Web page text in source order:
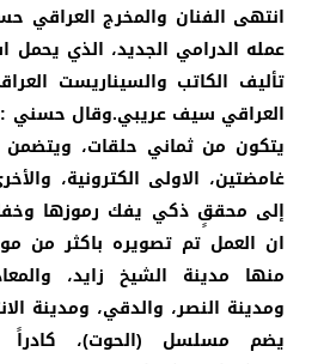
انتهى الفنان والمخرج
عمله الدرامي الجديد، الذي
تأليف الكاتب والسيناريست
العراقي سيف عريبي.وقال
يتكون من ثماني حلقات، ويتضمن
غامضتين، الاولى الكترونية،
إلى محققٍ ذكي يفك رموزها
ان العمل تم تصويره باكثر من
منها مدينة الشيخ زايد،
ومدينة النصر، والدقي، ومدينة
يضم مسلسل (الحوت)، كادراً